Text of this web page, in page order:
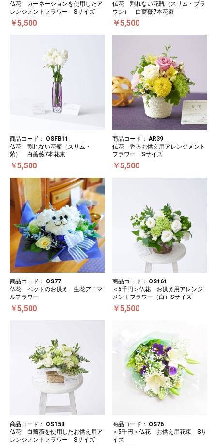
仏花 カーネーションを使用したア
レンジメントフラワー Sサイズ
￥5,500
仏花 割れない花瓶（スリム・ブラ
ウン） 白薔薇7本花束
￥5,500
商品コード： OSFB11
仏花 割れない花瓶（スリム・
紫） 白薔薇7本花束
￥5,500
商品コード： AR39
仏花 香るお供え用アレンジメント
フラワー Sサイズ
￥5,500
商品コード： OS77
仏花 ペットのお供え 生花アニマ
ルフラワー
￥5,500
商品コード： OS161
＜5千円＞仏花 お供え用アレンジ
メントフラワー（白）Sサイズ
￥5,500
商品コード： OS158
仏花 白薔薇を使用したお供え用ア
レンジメントフラワー Sサイズ
商品コード： OS76
＜5千円＞仏花 お供え用花束 Sサ
イズ